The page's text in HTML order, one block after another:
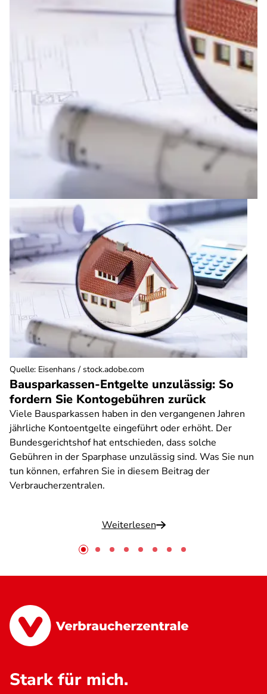
Bausparkassen-Entgelte unzulässig: So
fordern Sie Kontogebühren zurück
Viele Bausparkassen haben in den vergangenen Jahren
jährliche Kontoentgelte eingeführt oder erhöht. Der
Bundesgerichtshof hat entschieden, dass solche
Gebühren in der Sparphase unzulässig sind. Was Sie nun
tun können, erfahren Sie in diesem Beitrag der
Verbraucherzentralen.
Weiterlesen
Quelle: Eisenhans / stock.adobe.com
Stark für mich.